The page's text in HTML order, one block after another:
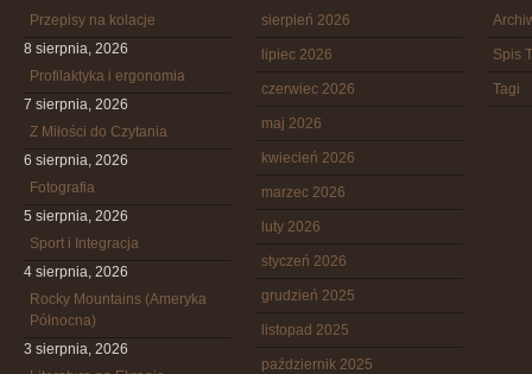
Przepisy na kolacje
8 sierpnia, 2026
Profilaktyka i ergonomia
7 sierpnia, 2026
Z Miłości do Czytania
6 sierpnia, 2026
Fotografia
5 sierpnia, 2026
Sport i Integracja
4 sierpnia, 2026
Rocky Mountains (Ameryka
Północna)
3 sierpnia, 2026
sierpień 2026
lipiec 2026
czerwiec 2026
maj 2026
kwiecień 2026
marzec 2026
luty 2026
styczeń 2026
grudzień 2025
listopad 2025
październik 2025
Spis
Tagi